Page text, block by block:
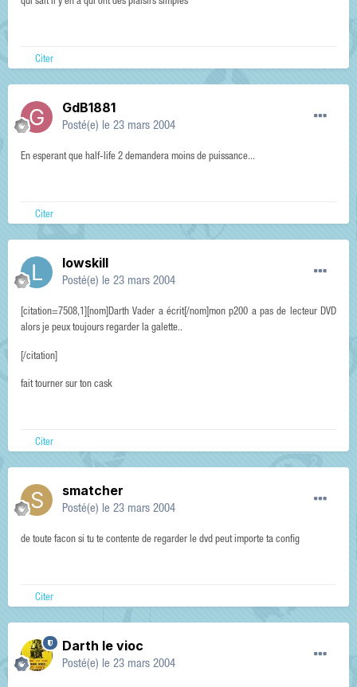
qui sait il y en a qui ont des plaisirs simples
Citer
GdB1881
Posté(e) le 23 mars 2004
En esperant que half-life 2 demandera moins de puissance...
Citer
lowskill
Posté(e) le 23 mars 2004
[citation=7508,1][nom]Darth Vader a écrit[/nom]mon p200 a pas de lecteur DVD
alors je peux toujours regarder la galette..
[/citation]
fait tourner sur ton cask
Citer
smatcher
Posté(e) le 23 mars 2004
de toute facon si tu te contente de regarder le dvd peut importe ta config
Citer
Darth le vioc
Posté(e) le 23 mars 2004